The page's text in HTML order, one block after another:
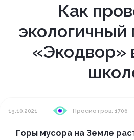
Как
экологичный
«Экодвор»
19.10.2021 Просмотров: 1706
Горы мусора на Земле